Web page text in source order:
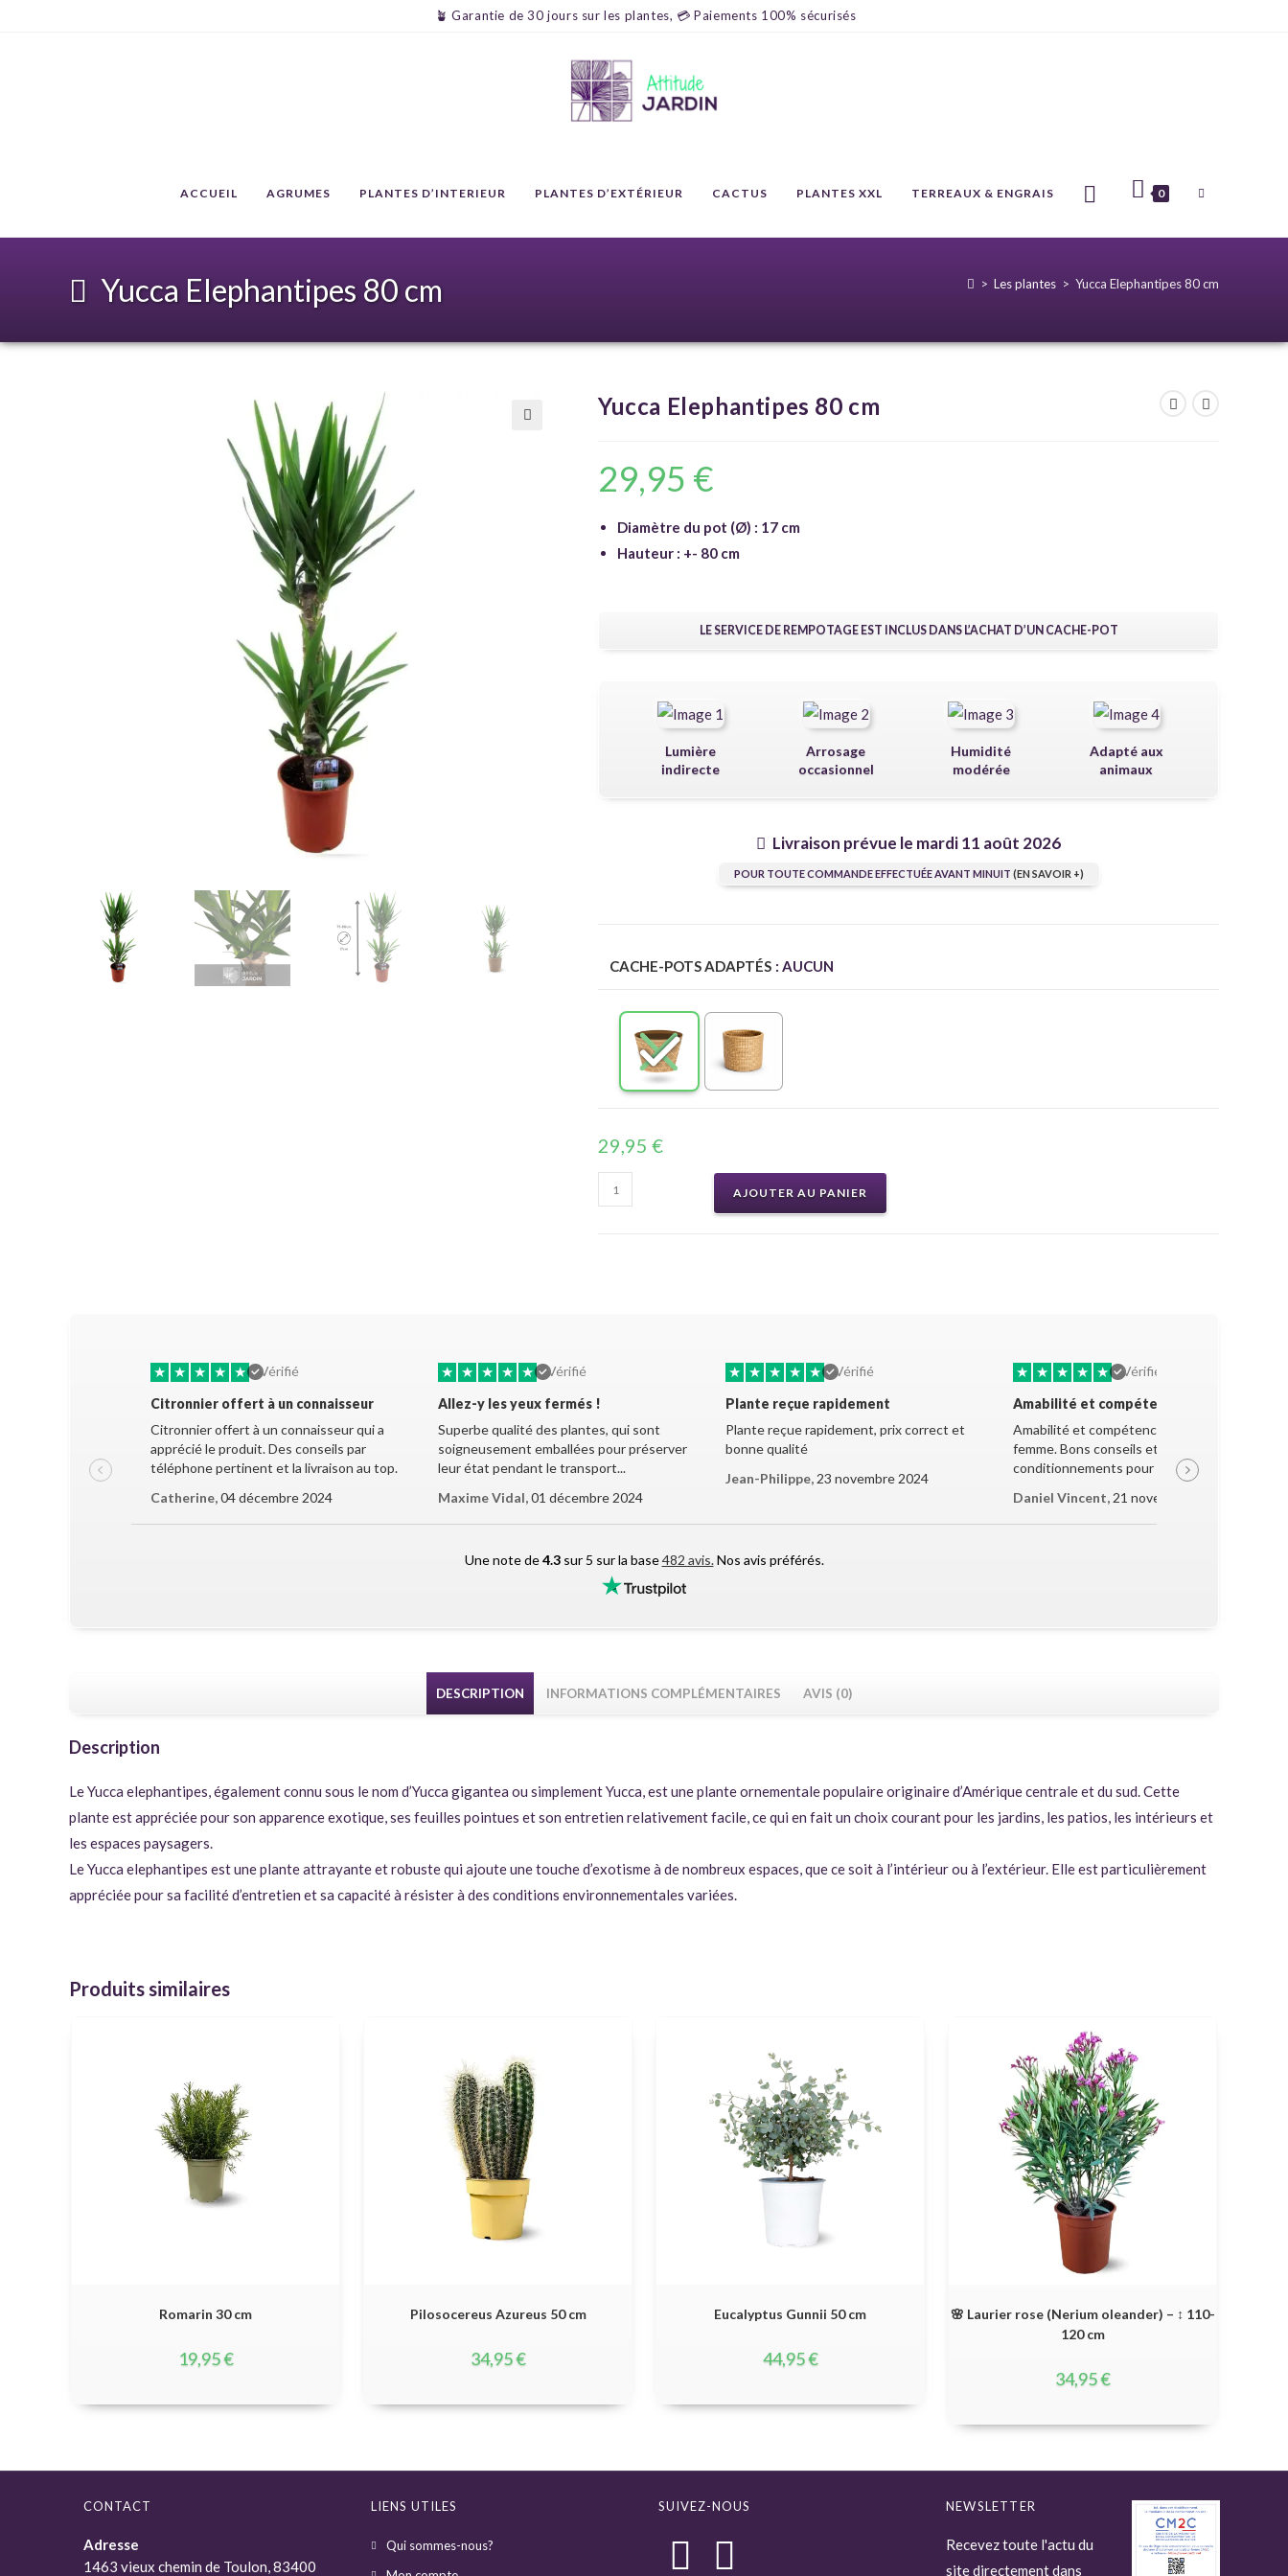
🪴 Garantie de 30 jours sur les plantes, 💳 Paiements 100% sécurisés
ACCUEIL AGRUMES PLANTES D’INTERIEUR PLANTES D’EXTÉRIEUR CACTUS PLANTES XXL TERREAUX & ENGRAIS 0
Yucca Elephantipes 80 cm > Les plantes > Yucca Elephantipes 80 cm
Yucca Elephantipes 80 cm
29,95 €
Diamètre du pot (Ø) : 17 cm
Hauteur : +- 80 cm
LE SERVICE DE REMPOTAGE EST INCLUS DANS L’ACHAT D’UN CACHE-POT
Lumière
indirecte
Arrosage
occasionnel
Humidité
modérée
Adapté aux
animaux
Livraison prévue le mardi 11 août 2026
POUR TOUTE COMMANDE EFFECTUÉE AVANT MINUIT (EN SAVOIR +)
CACHE-POTS ADAPTÉS : AUCUN
29,95 €
AJOUTER AU PANIER
★ ★ ★ ★ ★
Vérifié
Citronnier offert à un connaisseur
Citronnier offert à un connaisseur qui a
apprécié le produit. Des conseils par
téléphone pertinent et la livraison au top.
Catherine,04 décembre 2024
★ ★ ★ ★ ★
Vérifié
Allez-y les yeux fermés !
Superbe qualité des plantes, qui sont
soigneusement emballées pour préserver
leur état pendant le transport...
Maxime Vidal,01 décembre 2024
★ ★ ★ ★ ★
Vérifié
Plante reçue rapidement
Plante reçue rapidement, prix correct et
bonne qualité
Jean-Philippe, 23 novembre 2024
★ ★ ★ ★ ★
Vérifié
Amabilité et compétence
Amabilité et compétence de la jeune
femme. Bons conseils et très bon
conditionnements pour le transport.
Daniel Vincent, 21 novembre 2024
Une note de4.3sur 5 sur la base482 avis.Nos avis préférés.
DESCRIPTION INFORMATIONS COMPLÉMENTAIRES AVIS (0)
Description
Le Yucca elephantipes, également connu sous le nom d’Yucca gigantea ou simplement Yucca, est une plante ornementale populaire originaire d’Amérique centrale et du sud. Cette
plante est appréciée pour son apparence exotique, ses feuilles pointues et son entretien relativement facile, ce qui en fait un choix courant pour les jardins, les patios, les intérieurs et
les espaces paysagers.
Le Yucca elephantipes est une plante attrayante et robuste qui ajoute une touche d’exotisme à de nombreux espaces, que ce soit à l’intérieur ou à l’extérieur. Elle est particulièrement
appréciée pour sa facilité d’entretien et sa capacité à résister à des conditions environnementales variées.
Produits similaires
Romarin 30 cm
19,95€
Pilosocereus Azureus 50 cm
34,95€
Eucalyptus Gunnii 50 cm
44,95€
🌸 Laurier rose (Nerium oleander) – ↕ 110-
120 cm
34,95€
CONTACT
Adresse
1463 vieux chemin de Toulon, 83400
LIENS UTILES
Qui sommes-nous?
SUIVEZ-NOUS NEWSLETTER
Recevez toute l'actu du
site directement dans